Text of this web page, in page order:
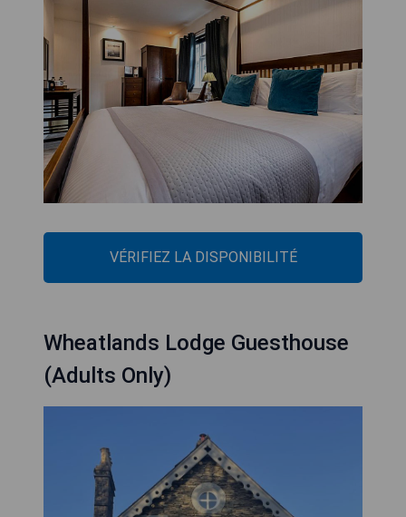
VÉRIFIEZ LA DISPONIBILITÉ
Wheatlands Lodge Guesthouse
(Adults Only)